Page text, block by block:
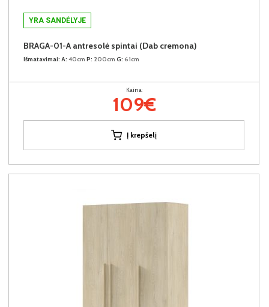
YRA SANDĖLYJE
BRAGA-01-A antresolė spintai (Dab cremona)
Išmatavimai: A: 40cm P: 200cm G: 61cm
Kaina:
109€
Į krepšelį